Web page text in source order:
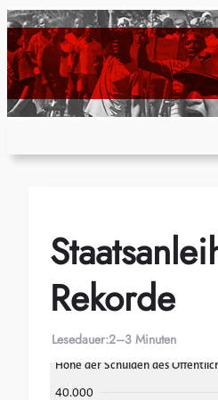
Zum
Inhalt
springen
Rekorde
Lesedauer:2–3 Minuten